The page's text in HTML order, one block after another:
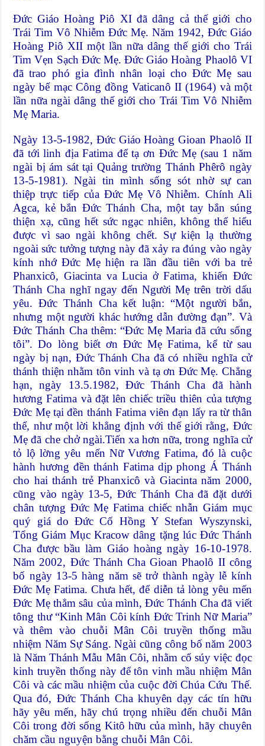
Đức Giáo Hoàng Piô XI đã dâng cả thế giới cho
Trái Tim Vô Nhiễm Đức Mẹ. Năm 1942, Đức Giáo
Hoàng Piô XII một lần nữa dâng thế giới cho Trái
Tim Vẹn Sạch Đức Mẹ. Đức Giáo Hoàng Phaolô VI
đã trao phó gia đình nhân loại cho Đức Mẹ sau
ngày bế mạc Công đồng Vaticanô II (1964) và một
lần nữa ngài dâng thế giới cho Trái Tim Vô Nhiễm
Mẹ Maria.
Ngày 13-5-1982, Đức Giáo Hoàng Gioan Phaolô II
đã tới linh địa Fatima để tạ ơn Đức Mẹ (sau 1 năm
ngài bị ám sát tại Quảng trường Thánh Phêrô ngày
13-5-1981). Ngài tin mình sống sót nhờ sự can
thiệp trực tiếp của Đức Mẹ Vô Nhiễm. Chính Ali
Agca, kẻ bắn Đức Thánh Cha, một tay bắn súng
thiện xạ, cũng hết sức ngạc nhiên, không thể hiểu
được vì sao ngài không chết. Sự kiện lạ thường
ngoài sức tưởng tượng này đã xảy ra đúng vào ngày
kính nhớ Đức Mẹ hiện ra lần đầu tiên với ba trẻ
Phanxicô, Giacinta va Lucia ở Fatima, khiến Đức
Thánh Cha nghĩ ngay đến Người Mẹ trên trời dấu
yêu. Đức Thánh Cha kết luận: “Một người bắn,
nhưng một người khác hướng dẫn đường đạn”. Và
Đức Thánh Cha thêm: “Đức Mẹ Maria đã cứu sống
tôi”. Do lòng biết ơn Đức Mẹ Fatima, kể từ sau
ngày bị nạn, Đức Thánh Cha đã có nhiều nghĩa cử
thánh thiện nhằm tôn vinh và tạ ơn Đức Mẹ. Chẳng
hạn, ngày 13.5.1982, Đức Thánh Cha đã hành
hương Fatima và đặt lên chiếc triều thiên của tượng
Đức Mẹ tại đền thánh Fatima viên đạn lấy ra từ thân
thể, như một lời khẳng định với thế giới rằng, Đức
Mẹ đã che chở ngài.Tiến xa hơn nữa, trong nghĩa cử
tỏ lộ lờng yêu mến Nữ Vương Fatima, đó là cuộc
hành hương đền thánh Fatima dịp phong Á Thánh
cho hai thánh trẻ Phanxicô và Giacinta năm 2000,
cũng vào ngày 13-5, Đức Thánh Cha đã đặt dưới
chân tượng Đức Mẹ Fatima chiếc nhẫn Giám mục
quý giá do Đức Cố Hồng Y Stefan Wyszynski,
Tổng Giám Mục Kracow dâng tặng lúc Đức Thánh
Cha được bầu làm Giáo hoàng ngày 16-10-1978.
Năm 2002, Đức Thánh Cha Gioan Phaolô II công
bố ngày 13-5 hàng năm sẽ trở thành ngày lễ kính
Đức Mẹ Fatima. Chưa hết, để diễn tả lòng yêu mến
Đức Mẹ thẳm sâu của mình, Đức Thánh Cha đã viết
tông thư “Kinh Mân Côi kính Đức Trinh Nữ Maria”
và thêm vào chuỗi Mân Côi truyền thống mầu
nhiệm Năm Sự Sáng. Ngài cũng công bố năm 2003
là Năm Thánh Mẫu Mân Côi, nhằm cổ súy việc đọc
kinh truyền thống này để tôn vinh mầu nhiệm Mân
Côi và các mầu nhiệm của cuộc đời Chúa Cứu Thế.
Qua đó, Đức Thánh Cha khuyên dạy các tín hữu
hãy yêu mến, hãy chú trọng nhiều đến chuỗi Mân
Côi trong đời sống Kitô hữu của mình, hãy chuyên
chăm cầu nguyện bằng chuỗi Mân Côi.